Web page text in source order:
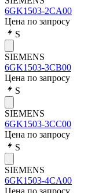
6GK1503-2CA00
Цена по запросу
S
SIEMENS
6GK1503-3CB00
Цена по запросу
S
SIEMENS
6GK1503-3CC00
Цена по запросу
S
SIEMENS
6GK1503-4CA00
Цена по запросу